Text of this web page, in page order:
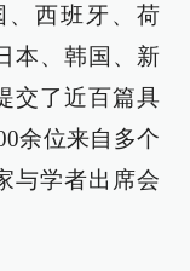
西班牙、荷
本、韩国、新
交了近百篇具
余位来自多个
与学者出席会